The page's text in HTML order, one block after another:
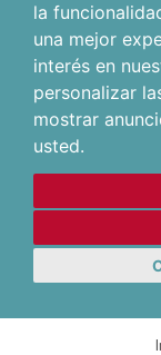
la
una mejor
interés en
personalizar
mostrar
usted.